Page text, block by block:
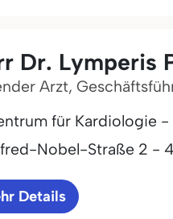
Dr. Lymperis
Arzt,
für Kardiologie
Nobel-Straße 2 - 4
Details